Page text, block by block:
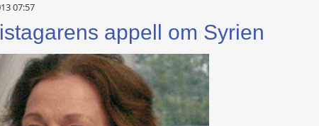
07:57
appell om Syrien